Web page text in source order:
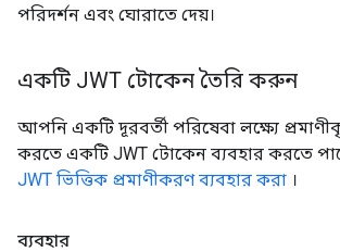
পরিদর্শন এবং ঘোরাতে দেয়।
একটি JWT টোকেন তৈরি করুন
আপনি একটি দূরবর্তী পরিষেবা লক্ষ্যে
করতে একটি JWT টোকেন ব্যবহার করতে
JWT ভিত্তিক প্রমাণীকরণ ব্যবহার করা ।
ব্যবহার